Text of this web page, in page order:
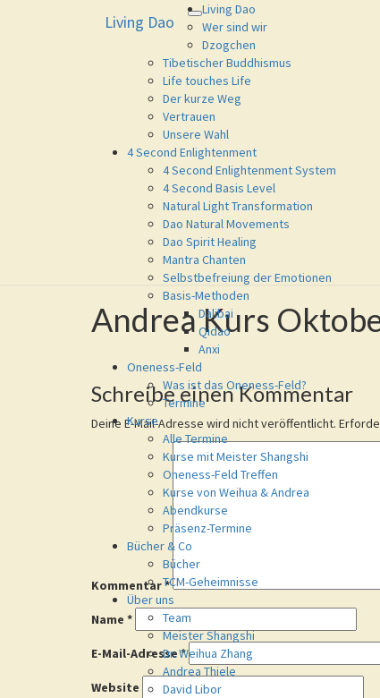
Toggle
navigation
Living Dao
Living Dao
Wer sind wir
Dzogchen
Tibetischer Buddhismus
Life touches Life
Der kurze Weg
Vertrauen
Unsere Wahl
4 Second Enlightenment
4 Second Enlightenment System
4 Second Basis Level
Natural Light Transformation
Dao Natural Movements
Dao Spirit Healing
Mantra Chanten
Selbstbefreiung der Emotionen
Basis-Methoden
Dalibai
Qidao
Anxi
Oneness-Feld
Was ist das Oneness-Feld?
Termine
Kurse
Alle Termine
Kurse mit Meister Shangshi
Oneness-Feld Treffen
Kurse von Weihua & Andrea
Abendkurse
Präsenz-Termine
Bücher & Co
Bücher
TCM-Geheimnisse
Über uns
Team
Meister Shangshi
Dr. Weihua Zhang
Andrea Thiele
David Libor
Living Dao
Eure Freiheit ist das Ziel dieses
Andrea
Kurs
2021
Andrea Kurs
Schreibe einen Kommentar
Deine E-Mail-Adresse wird nicht veröffentlicht.
Kommentar*
Name *
E-Mail-Adresse*
Website